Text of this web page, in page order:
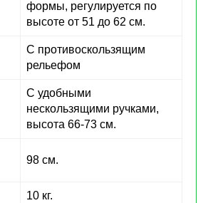
формы, регулируется по
высоте от 51 до 62 см.
С противоскользящим
рельефом
С удобными
нескользящими ручками,
высота 66-73 см.
98 см.
10 кг.